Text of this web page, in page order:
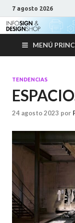
7 agosto 2026
MENÚ
TENDENCIAS
24 agosto 2023 por